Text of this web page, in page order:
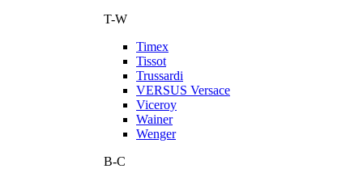
T-W
Timex
Tissot
Trussardi
VERSUS Versace
Viceroy
Wainer
Wenger
В-С